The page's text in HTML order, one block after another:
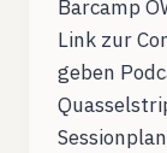
Barcamp
Link zur
geben